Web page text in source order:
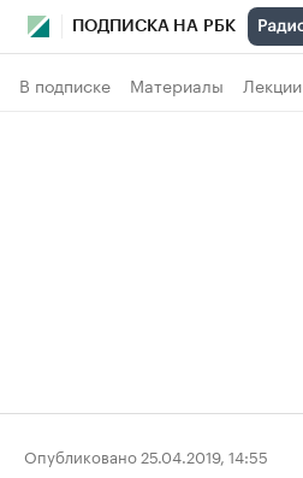
ПОДПИСКА НА РБК
В подписке Материалы Лекции
Опубликовано 25.04.2019, 14:55